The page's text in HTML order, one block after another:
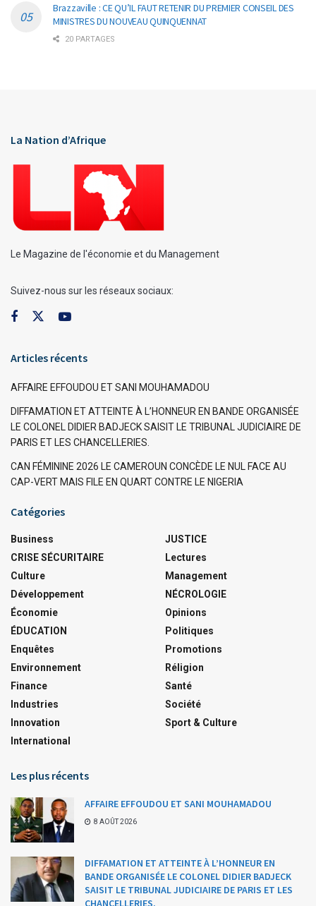
Brazzaville : CE QU’IL FAUT RETENIR DU PREMIER CONSEIL DES
MINISTRES DU NOUVEAU QUINQUENNAT
20 PARTAGES
La Nation d’Afrique
Le Magazine de l'économie et du Management
Suivez-nous sur les réseaux sociaux:
Articles récents
AFFAIRE EFFOUDOU ET SANI MOUHAMADOU
DIFFAMATION ET ATTEINTE À L’HONNEUR EN BANDE ORGANISÉE
LE COLONEL DIDIER BADJECK SAISIT LE TRIBUNAL JUDICIAIRE DE
PARIS ET LES CHANCELLERIES.
CAN FÉMININE 2026 LE CAMEROUN CONCÈDE LE NUL FACE AU
CAP-VERT MAIS FILE EN QUART CONTRE LE NIGERIA
Catégories
Business
CRISE SÉCURITAIRE
Culture
Développement
Économie
ÉDUCATION
Enquêtes
Environnement
Finance
Industries
Innovation
International
JUSTICE
Lectures
Management
NÉCROLOGIE
Opinions
Politiques
Promotions
Réligion
Santé
Société
Sport & Culture
Les plus récents
AFFAIRE EFFOUDOU ET SANI MOUHAMADOU
8 AOÛT 2026
DIFFAMATION ET ATTEINTE À L’HONNEUR EN
BANDE ORGANISÉE LE COLONEL DIDIER BADJECK
SAISIT LE TRIBUNAL JUDICIAIRE DE PARIS ET LES
CHANCELLERIES.